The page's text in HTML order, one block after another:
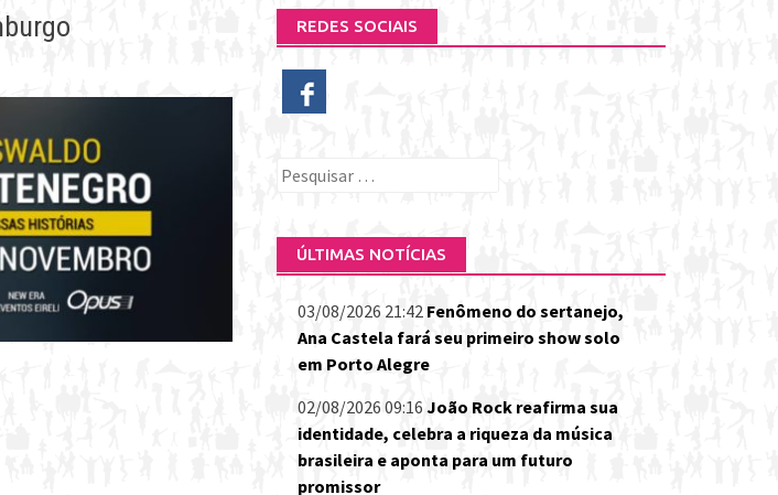
REDES SOCIAIS
Pesquisar
ÚLTIMAS NOTÍCIAS
03/08/2026 21:42 Fenômeno do sertanejo,
Ana Castela fará seu primeiro show solo
em Porto Alegre
02/08/2026 09:16 João Rock reafirma sua
identidade, celebra a riqueza da música
brasileira e aponta para um futuro
promissor